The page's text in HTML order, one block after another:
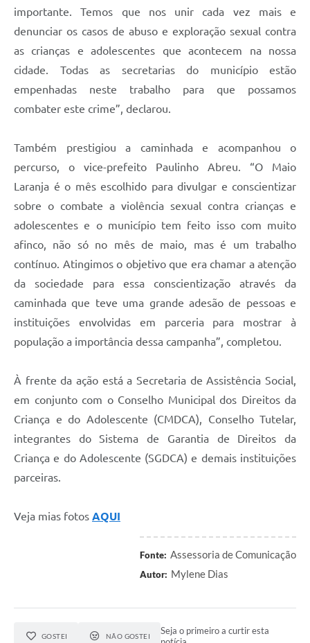
importante. Temos que nos unir cada vez mais e
denunciar os casos de abuso e exploração sexual contra
as crianças e adolescentes que acontecem na nossa
cidade. Todas as secretarias do município estão
empenhadas neste trabalho para que possamos
combater este crime”, declarou.
Também prestigiou a caminhada e acompanhou o
percurso, o vice-prefeito Paulinho Abreu. “O Maio
Laranja é o mês escolhido para divulgar e conscientizar
sobre o combate a violência sexual contra crianças e
adolescentes e o município tem feito isso com muito
afinco, não só no mês de maio, mas é um trabalho
contínuo. Atingimos o objetivo que era chamar a atenção
da sociedade para essa conscientização através da
caminhada que teve uma grande adesão de pessoas e
instituições envolvidas em parceria para mostrar à
população a importância dessa campanha”, completou.
À frente da ação está a Secretaria de Assistência Social,
em conjunto com o Conselho Municipal dos Direitos da
Criança e do Adolescente (CMDCA), Conselho Tutelar,
integrantes do Sistema de Garantia de Direitos da
Criança e do Adolescente (SGDCA) e demais instituições
parceiras.
Veja mias fotos AQUI
Fonte: Assessoria de Comunicação
Autor: Mylene Dias
GOSTEI NÃO GOSTEI
Seja o primeiro a curtir esta